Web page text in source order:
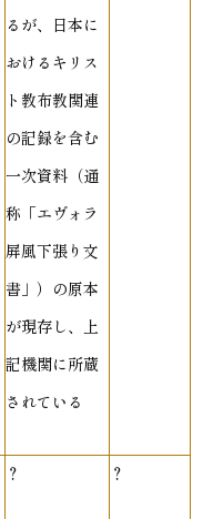
るが、日本に
おけるキリス
ト教布教関連
の記録を含む
一次資料（通
称「エヴォラ
屏風下張り文
書」）の原本
が現存し、上
記機関に所蔵
されている
？ ？